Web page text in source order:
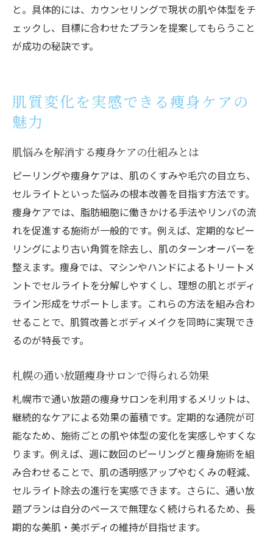
と。具体的には、カウンセリングで現状の肌や体型をチ
ェックし、目標に合わせたプランを提案してもらうこと
が成功の秘訣です。
肌質変化を実感できる痩身ケアの
魅力
肌悩みを解消する痩身ケアの仕組みとは
ピーリングや痩身ケアは、肌のくすみや毛穴の目立ち、
セルライトといった悩みの根本改善を目指す方法です。
痩身ケアでは、脂肪細胞に働きかける手法やリンパの流
れを促進する施術が一般的です。例えば、定期的なピー
リングにより古い角質を除去し、肌のターンオーバーを
整えます。痩身では、マシンやハンドによるトリートメ
ントでセルライトを分解しやすくし、理想の肌とボディ
ライン形成をサポートします。これらの方法を組み合わ
せることで、肌質改善とボディメイクを同時に実現でき
るのが特長です。
札幌の通い放題痩身サロンで得られる効果
札幌市で通い放題の痩身サロンを利用するメリットは、
継続的なケアによる効果の蓄積です。定期的な通院が可
能なため、施術ごとの肌や体型の変化を実感しやすくな
ります。例えば、週に数回のピーリングと痩身施術を組
み合わせることで、肌の透明感アップやむくみの軽減、
セルライト除去の進行を実感できます。さらに、通い放
題プランは自分のペースで無理なく続けられるため、長
期的な美肌・美ボディの維持が目指せます。